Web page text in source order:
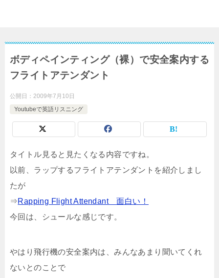
ボディペインティング（裸）で安全案内する
フライトアテンダント
公開日： 2009年7月10日
Youtubeで英語リスニング
タイトル見ると見たくなる内容ですね。
以前、ラップするフライトアテンダントを紹介しまし
たが
⇒Rapping Flight Attendant 面白い！
今回は、シュールな感じです。
やはり飛行機の安全案内は、みんなあまり聞いてくれ
ないとのことで